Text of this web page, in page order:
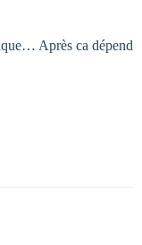
Après ca dépend